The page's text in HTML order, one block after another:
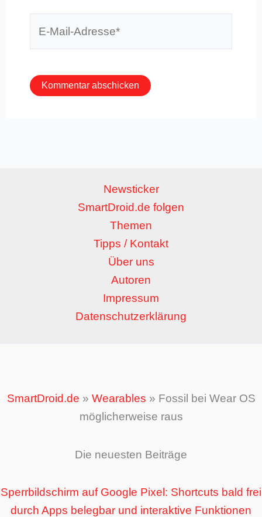
Newsticker
SmartDroid.de folgen
Themen
Tipps / Kontakt
Über uns
Autoren
Impressum
Datenschutzerklärung
SmartDroid.de » Wearables » Fossil bei Wear OS
möglicherweise raus
Die neuesten Beiträge
Sperrbildschirm auf Google Pixel: Shortcuts bald frei
durch Apps belegbar und interaktive Funktionen